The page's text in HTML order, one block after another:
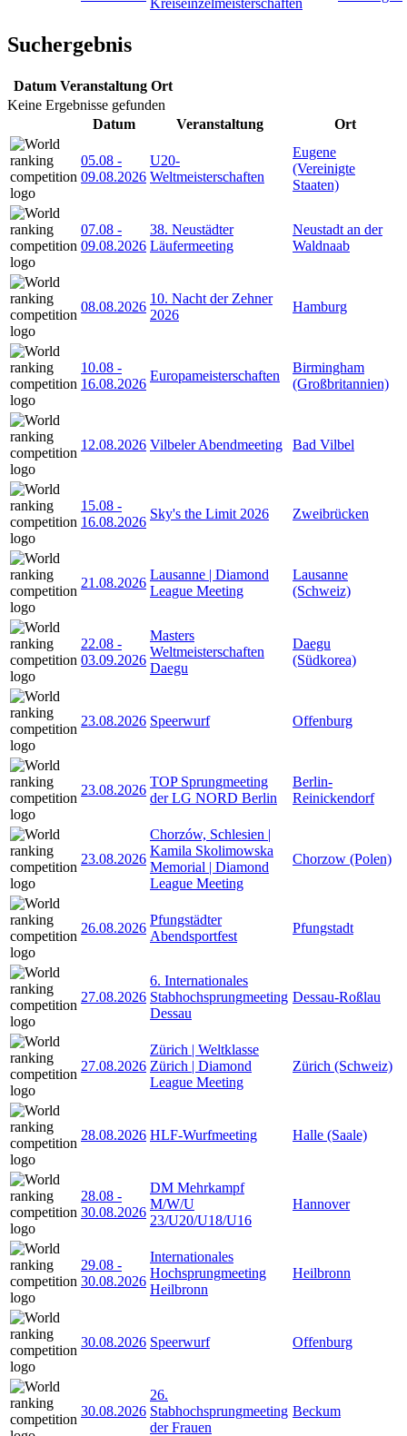
Suchergebnis
Datum Veranstaltung Ort
Keine Ergebnisse gefunden
Datum
Veranstaltung Ort
05.08 -
09.08.2026
U20-
Weltmeisterschaften
Eugene
(Vereinigte
Staaten)
07.08 -
09.08.2026
38. Neustädter
Läufermeeting
Neustadt an der
Waldnaab
08.08.2026
10. Nacht der Zehner
2026
Hamburg
10.08 -
16.08.2026
Europameisterschaften
Birmingham
(Großbritannien)
12.08.2026 Vilbeler Abendmeeting Bad Vilbel
15.08 -
16.08.2026
Sky's the Limit 2026 Zweibrücken
21.08.2026
Lausanne | Diamond
League Meeting
Lausanne
(Schweiz)
22.08 -
03.09.2026
Masters
Weltmeisterschaften
Daegu
Daegu
(Südkorea)
23.08.2026 Speerwurf Offenburg
23.08.2026
TOP Sprungmeeting
der LG NORD Berlin
Berlin-
Reinickendorf
23.08.2026
Chorzów, Schlesien |
Kamila Skolimowska
Memorial | Diamond
League Meeting
Chorzow (Polen)
26.08.2026
Pfungstädter
Abendsportfest
Pfungstadt
27.08.2026
6. Internationales
Stabhochsprungmeeting
Dessau
Dessau-Roßlau
27.08.2026
Zürich | Weltklasse
Zürich | Diamond
League Meeting
Zürich (Schweiz)
28.08.2026 HLF-Wurfmeeting Halle (Saale)
28.08 -
30.08.2026
DM Mehrkampf
M/W/U
23/U20/U18/U16
Hannover
29.08 -
30.08.2026
Internationales
Hochsprungmeeting
Heilbronn
Heilbronn
30.08.2026 Speerwurf Offenburg
30.08.2026
26.
Stabhochsprungmeeting
der Frauen
Beckum